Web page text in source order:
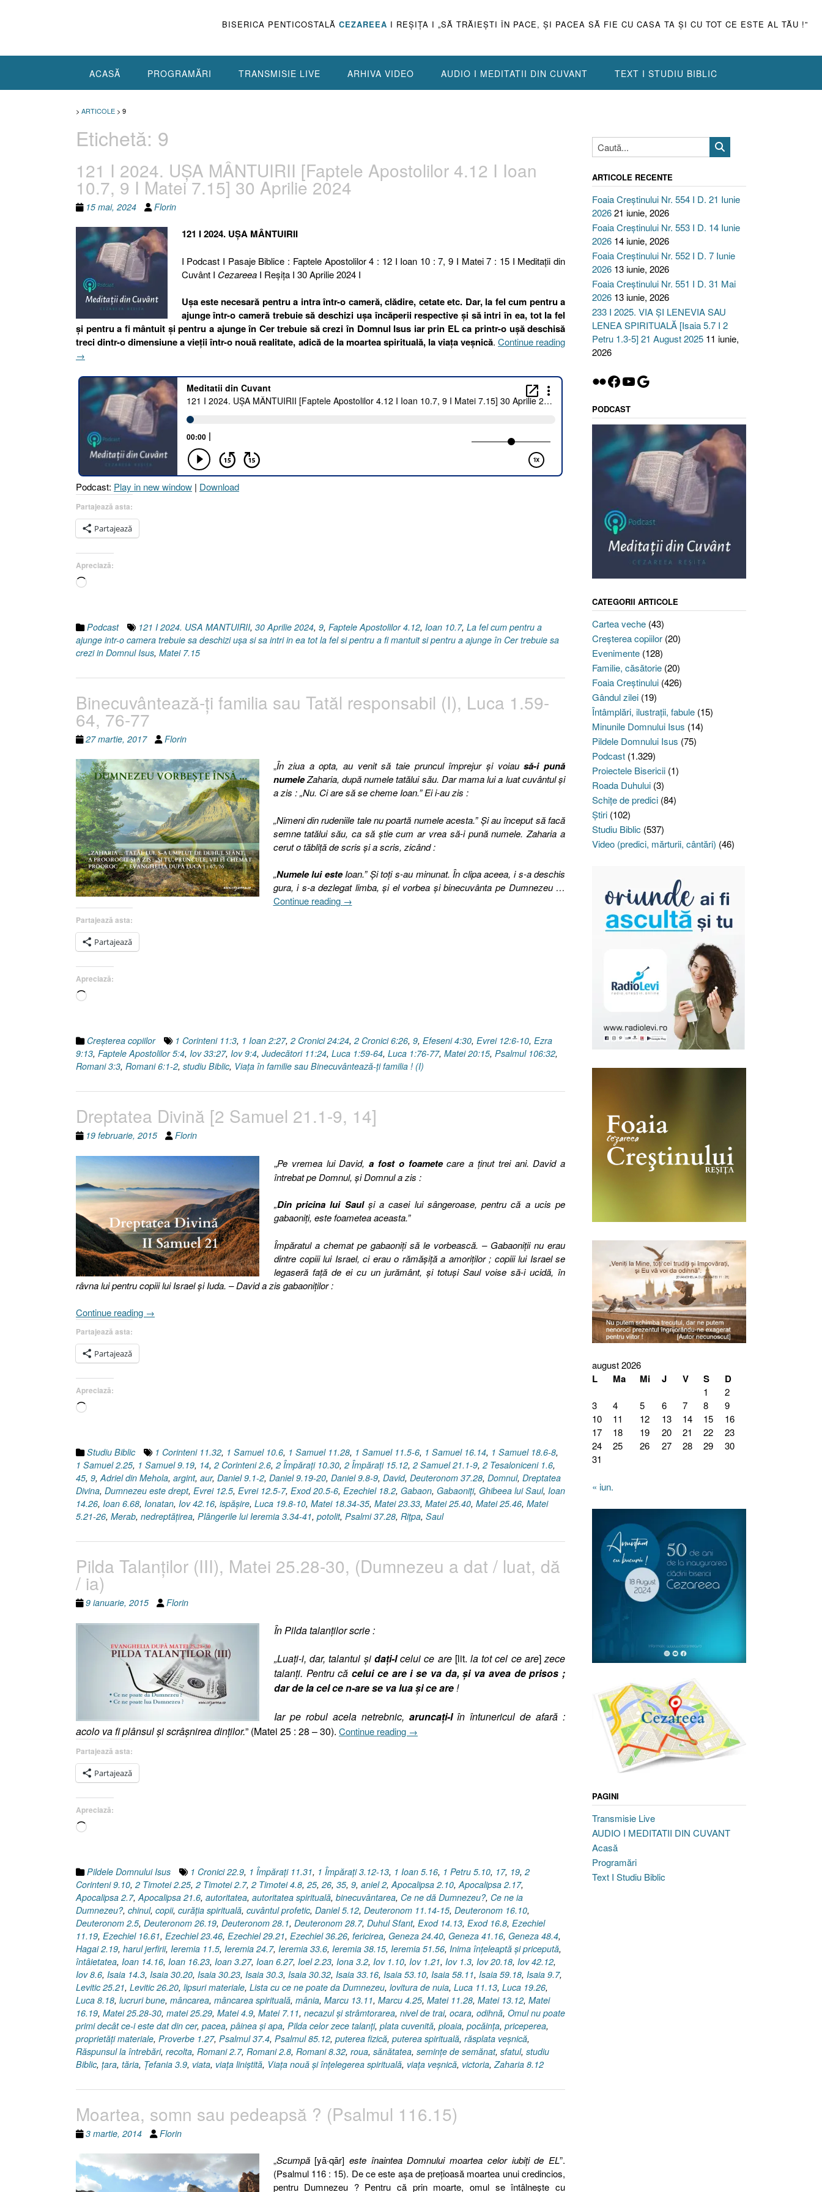
BISERICA PENTICOSTALĂ CEZAREEA I REŞIŢA I „SĂ TRĂIEŞTI ÎN PACE, ŞI PACEA SĂ FIE CU CASA TA ŞI CU TOT CE ESTE AL TĂU !”
ACASĂ PROGRAMĂRI TRANSMISIE LIVE ARHIVA VIDEO AUDIO I MEDITATII DIN CUVANT TEXT I STUDIU BIBLIC
> ARTICOLE > 9
Etichetă: 9
121 I 2024. UȘA MÂNTUIRII [Faptele Apostolilor 4.12 I Ioan
10.7, 9 I Matei 7.15] 30 Aprilie 2024
15 mai, 2024 Florin
121 I 2024. UȘA MÂNTUIRII
I Podcast I Pasaje Biblice : Faptele Apostolilor 4 : 12 I Ioan 10 : 7, 9 I Matei 7 : 15 I Meditaţii din
Cuvânt I CezareeaI Reşiţa I 30 Aprilie 2024 I
Uşa este necesară pentru a intra într-o cameră, clădire, cetate etc. Dar, la fel cum pentru a
ajunge într-o cameră trebuie să deschizi ușa încăperii respective și să intri în ea, tot la fel
și pentru a fi mântuit și pentru a ajunge în Cer trebuie să crezi în Domnul Isus iar prin EL ca printr-o ușă deschisă
treci dintr-o dimensiune a vieții într-o nouă realitate, adică de la moartea spirituală, la viața veșnică.Continue reading
„121
2024.
UȘA
MÂNTUIRII
Apostolilor
4.12
Ioan
10.7,
9
I
Matei
30
Aprilie
2024”
→
Podcast: Play in new window | Download
Partajează asta:
Partajează
Apreciază:
Încarc...
Podcast 121 I 2024. USA MANTUIRII, 30 Aprilie 2024, 9, Faptele Apostolilor 4.12, Ioan 10.7, La fel cum pentru a
ajunge intr-o camera trebuie sa deschizi ușa si sa intri in ea tot la fel si pentru a fi mantuit si pentru a ajunge în Cer trebuie sa
crezi in Domnul Isus, Matei 7.15
Binecuvântează-ţi familia sau Tatăl responsabil (I), Luca 1.59-
64, 76-77
27 martie, 2017 Florin
„În ziua a opta, au venit să taie pruncul împrejur şi voiausă-i pună
numeleZaharia, după numele tatălui său. Dar mama lui a luat cuvântul şi
a zis : „Nu. Ci are să se cheme Ioan.” Ei i-au zis :
„Nimeni din rudeniile tale nu poartă numele acesta.” Şi au început să facă
semne tatălui său, ca să ştie cum ar vrea să-i pună numele. Zaharia a
cerut o tăbliţă de scris şi a scris, zicând :
„Numele lui esteIoan.” Şi toţi s-au minunat. În clipa aceea, i s-a deschis
gura, i s-a dezlegat limba, şi el vorbea şi binecuvânta pe Dumnezeu …
Continue reading „Binecuvântează-
77”
→
Partajează asta:
Partajează
Apreciază:
Încarc...
Creşterea copiilor 1 Corinteni 11:3, 1 Ioan 2:27, 2 Cronici 24:24, 2 Cronici 6:26, 9, Efeseni 4:30, Evrei 12:6-10, Ezra
9:13, Faptele Apostolilor 5:4, Iov 33:27, Iov 9:4, Judecători 11:24, Luca 1:59-64, Luca 1:76-77, Matei 20:15, Psalmul 106:32,
Romani 3:3, Romani 6:1-2, studiu Biblic, Viaţa în familie sau Binecuvântează-ţi familia ! (I)
Dreptatea Divină [2 Samuel 21.1-9, 14]
19 februarie, 2015 Florin
„Pe vremea lui David,a fost o foametecare a ţinut trei ani. David a
întrebat pe Domnul, şi Domnul a zis :
„Din pricina lui Saulşi a casei lui sângeroase, pentru că a ucis pe
gabaoniţi, este foametea aceasta.”
Împăratul a chemat pe gabaoniţi să le vorbească. – Gabaoniţii nu erau
dintre copiii lui Israel, ci erau o rămăşiţă a amoriţilor ; copiii lui Israel se
legaseră faţă de ei cu un jurământ, şi totuşi Saul voise să-i ucidă, în
râvna lui pentru copiii lui Israel şi Iuda. – David a zis gabaoniţilor :
Continue reading „Dreptatea
→
Partajează asta:
Partajează
Apreciază:
Încarc...
Studiu Biblic 1 Corinteni 11.32, 1 Samuel 10.6, 1 Samuel 11.28, 1 Samuel 11.5-6, 1 Samuel 16.14, 1 Samuel 18.6-8,
1 Samuel 2.25, 1 Samuel 9.19, 14, 2 Corinteni 2.6, 2 Împăraţi 10.30, 2 Împăraţi 15.12, 2 Samuel 21.1-9, 2 Tesaloniceni 1.6,
45, 9,Adriel din Mehola, argint, aur, Daniel 9.1-2, Daniel 9.19-20, Daniel 9.8-9, David, Deuteronom 37.28, Domnul, Dreptatea
Divina, Dumnezeu este drept, Evrei 12.5, Evrei 12.5-7, Exod 20.5-6, Ezechiel 18.2, Gabaon, Gabaoniţi, Ghibeea lui Saul, Ioan
14.26, Ioan 6.68, Ionatan, Iov 42.16, ispăşire, Luca 19.8-10, Matei 18.34-35, Matei 23.33, Matei 25.40, Matei 25.46, Matei
5.21-26, Merab, nedreptăţirea, Plângerile lui Ieremia 3.34-41, potolit, Psalmi 37.28, Riţpa, Saul
Pilda Talanţilor (III), Matei 25.28-30, (Dumnezeu a dat / luat, dă
/ ia)
9 ianuarie, 2015 Florin
În Pilda talanţilor scrie :
„Luaţi-i, dar, talantul şidaţi-lcelui ce are [lit. la tot cel ce are]zece
talanţi. Pentru căcelui ce are i se va da, şi va avea de prisos ;
dar de la cel ce n-are se va lua şi ce are!
Iar pe robul acela netrebnic, aruncaţi-lîn întunericul de afară :
acolo va fi plânsul şi scrâşnirea dinţilor.” (Matei 25 : 28 – 30). Continue reading „Pilda
dă
/
ia)”
→
Partajează asta:
Partajează
Apreciază:
Încarc...
Pildele Domnului Isus 1 Cronici 22.9, 1 Împăraţi 11.31, 1 Împăraţi 3.12-13, 1 Ioan 5.16, 1 Petru 5.10, 17, 19, 2
Corinteni 9.10, 2 Timotei 2.25, 2 Timotei 2.7, 2 Timotei 4.8, 25, 26, 35, 9, aniel 2, Apocalipsa 2.10, Apocalipsa 2.17,
Apocalipsa 2.7, Apocalipsa 21.6, autoritatea, autoritatea spirituală, binecuvântarea, Ce ne dă Dumnezeu?, Ce ne ia
Dumnezeu?, chinul, copii, curăţia spirituală, cuvântul profetic, Daniel 5.12, Deuteronom 11.14-15, Deuteronom 16.10,
Deuteronom 2.5, Deuteronom 26.19, Deuteronom 28.1, Deuteronom 28.7, Duhul Sfant, Exod 14.13, Exod 16.8, Ezechiel
11.19, Ezechiel 16.61, Ezechiel 23.46, Ezechiel 29.21, Ezechiel 36.26, fericirea, Geneza 24.40, Geneza 41.16, Geneza 48.4,
Hagai 2.19, harul jerfirii, Ieremia 11.5, Ieremia 24.7, Ieremia 33.6, Ieremia 38.15, Ieremia 51.56, Inima înţeleaptă şi pricepută,
întâietatea, Ioan 14.16, Ioan 16.23, Ioan 3.27, Ioan 6.27, Ioel 2.23, Iona 3.2, Iov 1.10, Iov 1.21, Iov 1.3, Iov 20.18, Iov 42.12,
Iov 8.6, Isaia 14.3, Isaia 30.20, Isaia 30.23, Isaia 30.3, Isaia 30.32, Isaia 33.16, Isaia 53.10, Isaia 58.11, Isaia 59.18, Isaia 9.7,
Levitic 25.21, Levitic 26.20, lipsuri materiale, Lista cu ce ne poate da Dumnezeu, lovitura de nuia, Luca 11.13, Luca 19.26,
Luca 8.18, lucruri bune, mâncarea, mâncarea spirituală, mânia, Marcu 13.11, Marcu 4.25, Matei 11.28, Matei 13.12, Matei
16.19, Matei 25.28-30, matei 25.29, Matei 4.9, Matei 7.11, necazul şi strâmtorarea, nivel de trai, ocara, odihnă, Omul nu poate
primi decât ce-i este dat din cer, pacea, pâinea şi apa, Pilda celor zece talanţi, plata cuvenită, ploaia, pocăinţa, priceperea,
proprietăţi materiale, Proverbe 1.27, Psalmul 37.4, Psalmul 85.12, puterea fizică, puterea spirituală, răsplata veşnică,
Răspunsul la întrebări, recolta, Romani 2.7, Romani 2.8, Romani 8.32, roua, sănătatea, seminţe de semănat, sfatul, studiu
Biblic, ţara, tăria, Ţefania 3.9, viata, viaţa liniştită, Viaţa nouă şi înţelegerea spirituală, viaţa veşnică, victoria, Zaharia 8.12
Moartea, somn sau pedeapsă ? (Psalmul 116.15)
3 martie, 2014 Florin
„Scumpă[yā·qār] este înaintea Domnului moartea celor iubiţi de EL”.
(Psalmul 116 : 15). De ce este aşa de preţioasă moartea unui credincios,
pentru Dumnezeu ? Pentru că prin moarte, omul se întâlneşte cu
ARTICOLE RECENTE
Foaia Creștinului Nr. 554 I D. 21 Iunie
202621 iunie, 2026
Foaia Creștinului Nr. 553 I D. 14 Iunie
2026 14 iunie, 2026
Foaia Creștinului Nr. 552 I D. 7 Iunie
2026 13 iunie, 2026
Foaia Creștinului Nr. 551 I D. 31 Mai
2026 13 iunie, 2026
233 I 2025. VIA ȘI LENEVIA SAU
LENEA SPIRITUALĂ [Isaia 5.7 I 2
Petru 1.3-5] 21 August 2025 11 iunie,
2026
Flickr
Facebook
YouTube
Google
PODCAST
CATEGORII ARTICOLE
Cartea veche(43)
Creşterea copiilor(20)
Evenimente(128)
Familie, căsătorie(20)
Foaia Creştinului(426)
Gândul zilei(19)
Întâmplări, ilustraţii, fabule(15)
Minunile Domnului Isus (14)
Pildele Domnului Isus (75)
Podcast(1.329)
Proiectele Bisericii(1)
Roada Duhului(3)
Schiţe de predici(84)
Ştiri(102)
Studiu Biblic (537)
Video (predici, mărturii, cântări) (46)
august 2026
L Ma Mi J V S D
1
2
3
4 5 6 7 8
9
10
11 12 13 14 15
16
17
18 19 20 21 22
23
24
25 26 27 28 29
30
31
« iun.
PAGINI
Transmisie Live
AUDIO I MEDITATII DIN CUVANT
Acasă
Programări
Text I Studiu Biblic